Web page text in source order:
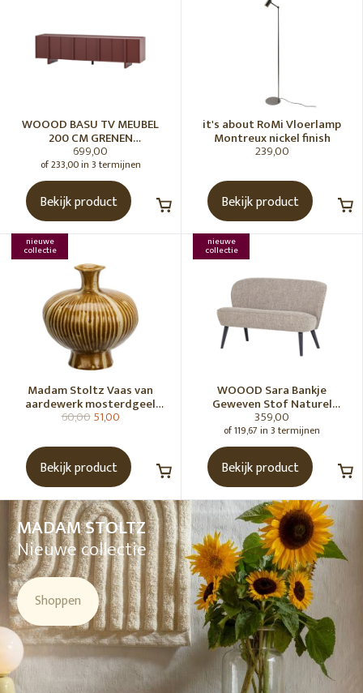
WOOOD BASU TV MEUBEL
200 CM GRENEN
BORDEAUXROOD [fsc]
699,00
of 233,00 in 3 termijnen
Bekijk product
it's about RoMi Vloerlamp
Montreux nickel finish
239,00
Bekijk product
nieuwe
collectie
Madam Stoltz Vaas van
aardewerk mosterdgeel
naturel
60,0051,00
Bekijk product
nieuwe
collectie
WOOOD Sara Bankje
Geweven Stof Naturel
Melange [Fsc]
359,00
of 119,67 in 3 termijnen
Bekijk product
MADAM STOLTZ
Nieuwe collectie
Shoppen